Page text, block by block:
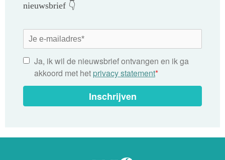
nieuwsbrief 👇
Ja, ik wil de nieuwsbrief ontvangen en ik ga
akkoord met het privacy statement*
Inschrijven